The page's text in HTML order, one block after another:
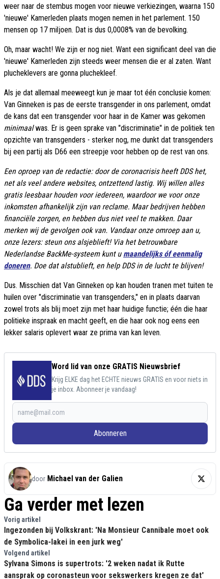
weer naar de stembus mogen voor nieuwe verkiezingen, waarna 150
'nieuwe' Kamerleden plaats mogen nemen in het parlement. 150
mensen op 17 miljoen. Dat is dus 0,0008% van de bevolking.
Oh, maar wacht! We zijn er nog niet. Want een significant deel van die
'nieuwe' Kamerleden zijn steeds weer mensen die er al zaten. Want
plucheklevers are gonna pluchekleef.
Als je dat allemaal meeweegt kun je maar tot één conclusie komen:
Van Ginneken is pas de eerste transgender in ons parlement, omdat
de kans dat een transgender voor haar in de Kamer was gekomen
minimaalwas. Er is geen sprake van "discriminatie" in de politiek ten
opzichte van transgenders - sterker nog, me dunkt dat transgenders
bij een partij als D66 een streepje voor hebben op de rest van ons.
Een oproep van de redactie: door de coronacrisis heeft DDS het,
net als veel andere websites, ontzettend lastig. Wij willen alles
gratis leesbaar houden voor iedereen, waardoor we voor onze
inkomsten afhankelijk zijn van reclame. Maar bedrijven hebben
financiële zorgen, en hebben dus niet veel te makken. Daar
merken wij de gevolgen ook van. Vandaar onze omroep aan u,
onze lezers: steun ons alsjeblieft! Via het betrouwbare
Nederlandse BackMe-systeem kunt u maandelijks óf eenmalig
doneren. Doe dat alstublieft, en help DDS in de lucht te blijven!
Dus. Misschien dat Van Ginneken op kan houden tranen met tuiten te
huilen over "discriminatie van transgenders," en in plaats daarvan
zowel trots als blij moet zijn met haar huidige functie; één die haar
politieke inspraak en macht geeft, en die haar ook nog eens een
lekker salaris oplevert waar ze prima van kan leven.
Word lid van onze GRATIS Nieuwsbrief
Krijg ELKE dag het ECHTE nieuws GRATIS en voor niets in
je inbox. Abonneer je vandaag!
Abonneren
door Michael van der Galien
Ga verder met lezen
Vorig artikel
Ingezonden bij Volkskrant: 'Na Monsieur Cannibale moet ook
de Symbolica-lakei in een jurk weg'
Volgend artikel
Sylvana Simons is supertrots: '2 weken nadat ik Rutte
aansprak op coronasteun voor sekswerkers kregen ze dat'